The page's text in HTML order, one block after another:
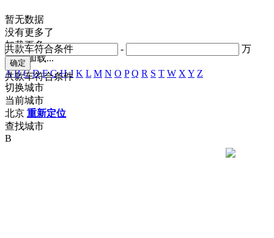
- 万
共款车符合条件
共款车符合条件
暂无数据
没有更多了
加载更多
正在加载...
A B C D F G H J K L M N O P Q R S T W X Y Z
切换城市
当前城市
北京 重新定位
查找城市
B